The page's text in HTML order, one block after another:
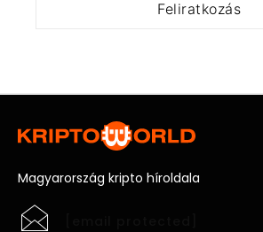
Magyarország kripto híroldala